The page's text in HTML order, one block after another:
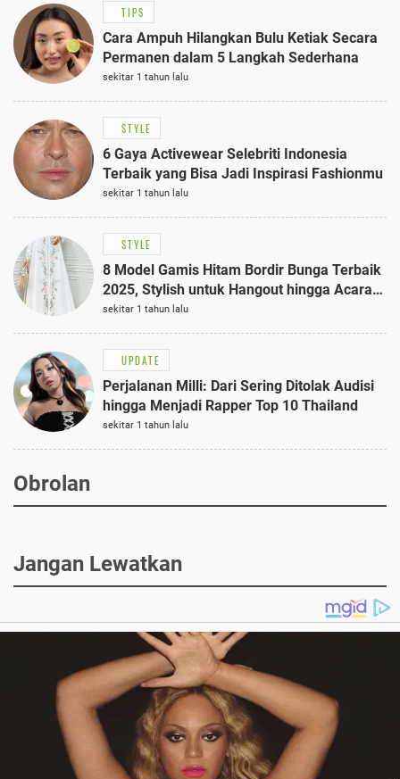
TIPS
Cara Ampuh Hilangkan Bulu Ketiak Secara
Permanen dalam 5 Langkah Sederhana
sekitar 1 tahun lalu
STYLE
6 Gaya Activewear Selebriti Indonesia
Terbaik yang Bisa Jadi Inspirasi Fashionmu
sekitar 1 tahun lalu
STYLE
8 Model Gamis Hitam Bordir Bunga Terbaik
2025, Stylish untuk Hangout hingga Acara
Semi-Formal
sekitar 1 tahun lalu
UPDATE
Perjalanan Milli: Dari Sering Ditolak Audisi
hingga Menjadi Rapper Top 10 Thailand
sekitar 1 tahun lalu
Obrolan
Jangan Lewatkan